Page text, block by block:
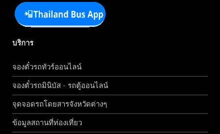
บริการ
จองตั๋วรถทัวร์ออนไลน์
จองตั๋วรถมินิบัส - รถตู้ออนไลน์
จุดจอดรถโดยสารจังหวัดต่างๆ
ข้อมูลสถานที่ท่องเที่ยว